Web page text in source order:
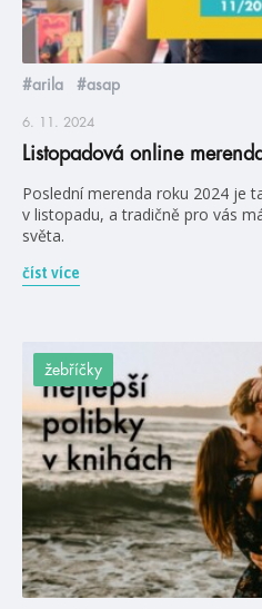
#arila #asap
6. 11. 2024
Listopadová online
Poslední merenda roku 2024 je
v listopadu, a tradičně pro vás
světa.
číst více
žebříčky